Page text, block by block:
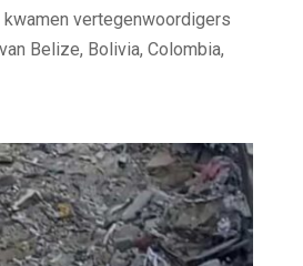
kwamen vertegenwoordigers
Belize, Bolivia, Colombia,